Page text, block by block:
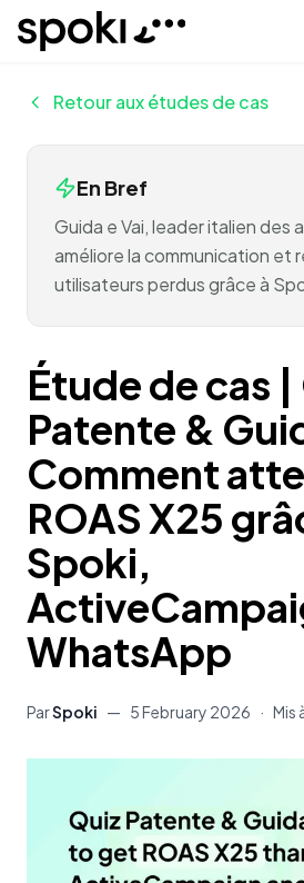
Spoki
Retour aux études de cas
En Bref
Guida e Vai, leader italien des
améliore la communication et
utilisateurs perdus grâce à
Étude de cas
Patente &
Comment
ROAS X25
Spoki,
WhatsApp
ParSpoki — 5 February 2026 · Mis